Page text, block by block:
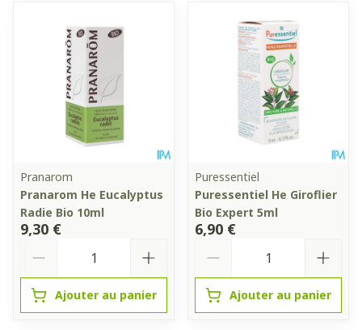
Pranarom
Pranarom He Eucalyptus
Radie Bio 10ml
9,30 €
Ajouter au panier
Puressentiel
Puressentiel He Giroflier
Bio Expert 5ml
6,90 €
Ajouter au panier